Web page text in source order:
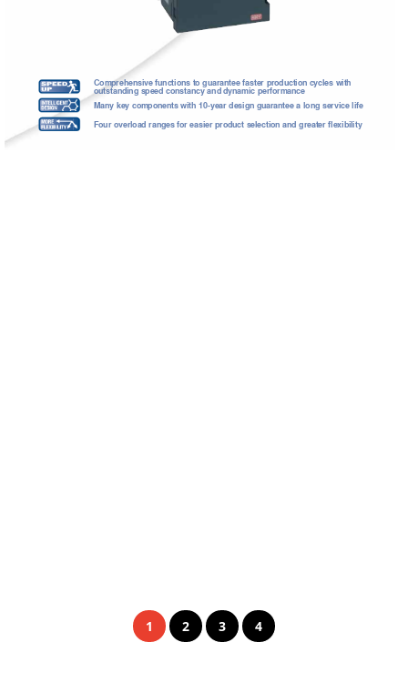
Comprehensive functions to guarantee faster production cycles with
outstanding speed constancy and dynamic performance
Man y key components with 10-year design guarantee a long service life
Four overload ranges for easier product selection and greater flexibility
1 2 3 4